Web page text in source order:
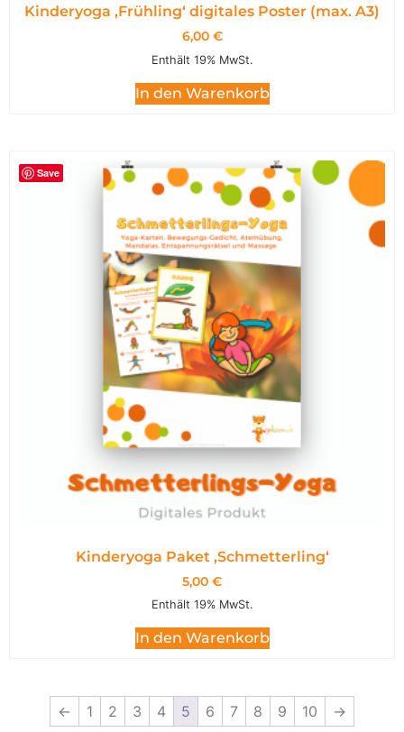
Kinderyoga ‚Frühling‘ digitales Poster (max. A3)
6,00 €
Enthält 19% MwSt.
In den Warenkorb
Save
Kinderyoga Paket ,Schmetterling‘
5,00 €
Enthält 19% MwSt.
In den Warenkorb
← 1 2 3 4 5 6 7 8 9 10 →